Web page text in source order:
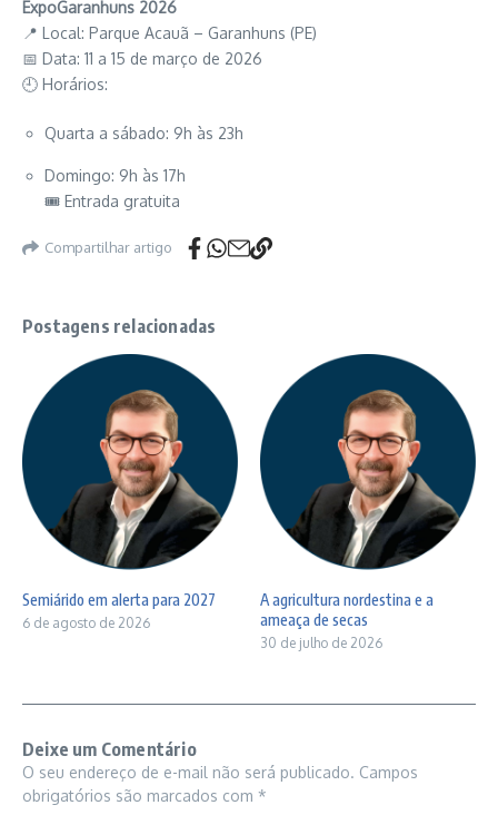
ExpoGaranhuns 2026
📍 Local: Parque Acauã – Garanhuns (PE)
📅 Data: 11 a 15 de março de 2026
🕘 Horários:
Quarta a sábado: 9h às 23h
Domingo: 9h às 17h
🎟 Entrada gratuita
Compartilhar artigo
Postagens relacionadas
Semiárido em alerta para 2027
6 de agosto de 2026
A agricultura nordestina e a
ameaça de secas
30 de julho de 2026
Deixe um Comentário
O seu endereço de e-mail não será publicado. Campos
obrigatórios são marcados com *